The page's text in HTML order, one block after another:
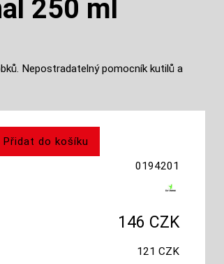
250 ml
Nepostradatelný pomocník kutilů a
0194201
146 CZK
121 CZK